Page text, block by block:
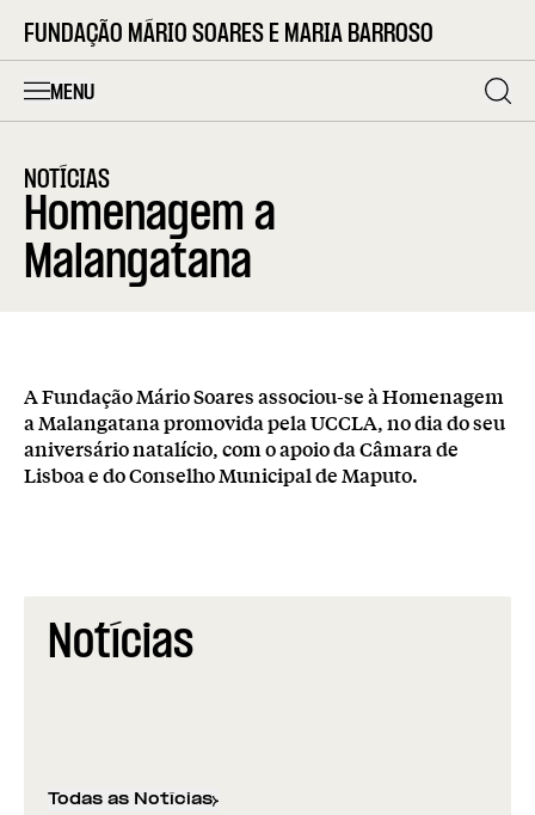
FUNDAÇÃO MÁRIO SOARES E MARIA BARROSO
MENU
NOTÍCIAS
Homenagem a
Malangatana
A Fundação Mário Soares associou-se à Homenagem
a Malangatana promovida pela UCCLA, no dia do seu
aniversário natalício, com o apoio da Câmara de
Lisboa e do Conselho Municipal de Maputo.
Notícias
Todas as Notícias